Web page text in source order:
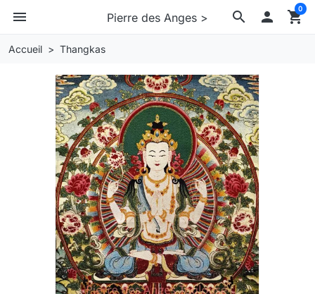
Pierre des Anges > search
menu  shopping_cart
0
Accueil Thangkas